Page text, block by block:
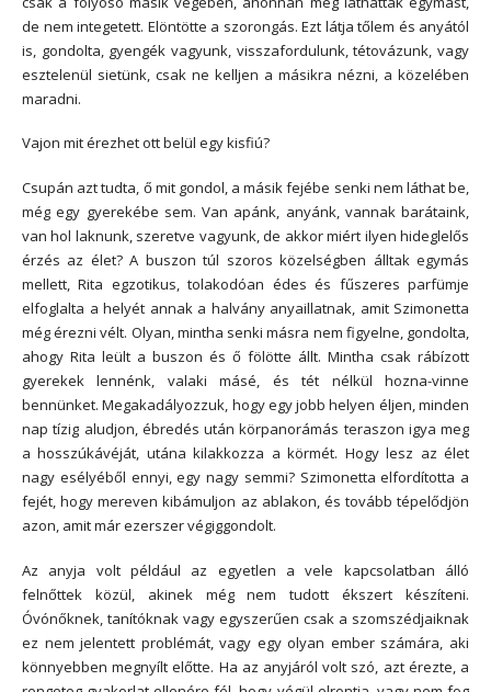
de nem integetett. Elöntötte a szorongás. Ezt látja tőlem és anyától
is, gondolta, gyengék vagyunk, visszafordulunk, tétovázunk, vagy
esztelenül sietünk, csak ne kelljen a másikra nézni, a közelében
maradni.
Vajon mit érezhet ott belül egy kisfiú?
Csupán azt tudta, ő mit gondol, a másik fejébe senki nem láthat be,
még egy gyerekébe sem. Van apánk, anyánk, vannak barátaink,
van hol laknunk, szeretve vagyunk, de akkor miért ilyen hideglelős
érzés az élet? A buszon túl szoros közelségben álltak egymás
mellett, Rita egzotikus, tolakodóan édes és fűszeres parfümje
elfoglalta a helyét annak a halvány anyaillatnak, amit Szimonetta
még érezni vélt. Olyan, mintha senki másra nem figyelne, gondolta,
ahogy Rita leült a buszon és ő fölötte állt. Mintha csak rábízott
gyerekek lennénk, valaki másé, és tét nélkül hozna-vinne
bennünket. Megakadályozzuk, hogy egy jobb helyen éljen, minden
nap tízig aludjon, ébredés után körpanorámás teraszon igya meg
a hosszúkávéját, utána kilakkozza a körmét. Hogy lesz az élet
nagy esélyéből ennyi, egy nagy semmi? Szimonetta elfordította a
fejét, hogy mereven kibámuljon az ablakon, és tovább tépelődjön
azon, amit már ezerszer végiggondolt.
Az anyja volt például az egyetlen a vele kapcsolatban álló
felnőttek közül, akinek még nem tudott ékszert készíteni.
Óvónőknek, tanítóknak vagy egyszerűen csak a szomszédjaiknak
ez nem jelentett problémát, vagy egy olyan ember számára, aki
könnyebben megnyílt előtte. Ha az anyjáról volt szó, azt érezte, a